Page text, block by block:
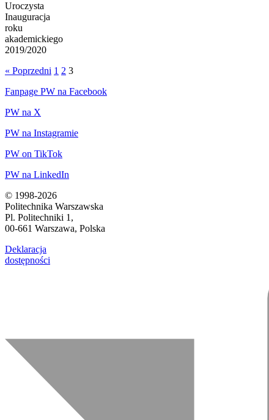
Uroczysta
Inauguracja
roku
akademickiego
2019/2020
« Poprzedni 1 2 3
Fanpage PW na Facebook
PW na X
PW na Instagramie
PW on TikTok
PW na LinkedIn
© 1998-2026
Politechnika Warszawska
Pl. Politechniki 1,
00-661 Warszawa, Polska
Deklaracja
dostępności